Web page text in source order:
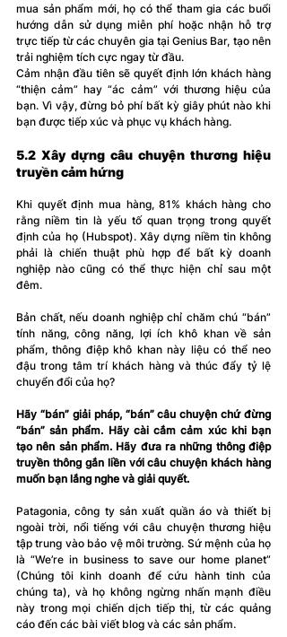
mua sản phẩm mới, họ có thể tham gia các buổi
hướng dẫn sử dụng miễn phí hoặc nhận hỗ trợ
trực tiếp từ các chuyên gia tại Genius Bar, tạo nên
trải nghiệm tích cực ngay từ đầu.
Cảm nhận đầu tiên sẽ quyết định lớn khách hàng
“thiện cảm” hay “ác cảm” với thương hiệu của
bạn. Vì vậy, đừng bỏ phí bất kỳ giây phút nào khi
bạn được tiếp xúc và phục vụ khách hàng.
5.2 Xây dựng câu chuyện thương hiệu
truyền cảm hứng
Khi quyết định mua hàng, 81% khách hàng cho
rằng niềm tin là yếu tố quan trọng trong quyết
định của họ (Hubspot). Xây dựng niềm tin không
phải là chiến thuật phù hợp để bất kỳ doanh
nghiệp nào cũng có thể thực hiện chỉ sau một
đêm.
Bản chất, nếu doanh nghiệp chỉ chăm chú “bán”
tính năng, công năng, lợi ích khô khan về sản
phẩm, thông điệp khô khan này liệu có thể neo
đậu trong tâm trí khách hàng và thúc đẩy tỷ lệ
chuyển đổi của họ?
Hãy “bán” giải pháp, “bán” câu chuyện chứ đừng
“bán” sản phẩm. Hãy cài cắm cảm xúc khi bạn
tạo nên sản phẩm. Hãy đưa ra những thông điệp
truyền thông gắn liền với câu chuyện khách hàng
muốn bạn lắng nghe và giải quyết.
Patagonia, công ty sản xuất quần áo và thiết bị
ngoài trời, nổi tiếng với câu chuyện thương hiệu
tập trung vào bảo vệ môi trường. Sứ mệnh của họ
là “We’re in business to save our home planet”
(Chúng tôi kinh doanh để cứu hành tinh của
chúng ta), và họ không ngừng nhấn mạnh điều
này trong mọi chiến dịch tiếp thị, từ các quảng
cáo đến các bài viết blog và các sản phẩm.